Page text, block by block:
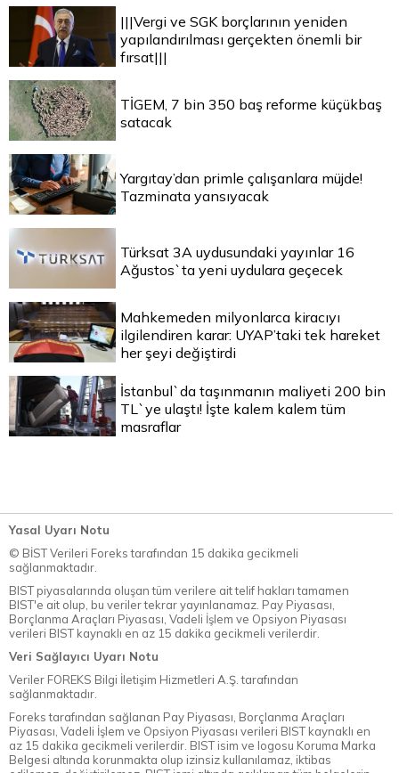
|||Vergi ve SGK borçlarının yeniden
yapılandırılması gerçekten önemli bir
fırsat|||
TİGEM, 7 bin 350 baş reforme küçükbaş
satacak
Yargıtay’dan primle çalışanlara müjde!
Tazminata yansıyacak
Türksat 3A uydusundaki yayınlar 16
Ağustos`ta yeni uydulara geçecek
Mahkemeden milyonlarca kiracıyı
ilgilendiren karar: UYAP’taki tek hareket
her şeyi değiştirdi
İstanbul`da taşınmanın maliyeti 200 bin
TL`ye ulaştı! İşte kalem kalem tüm
masraflar
Yasal Uyarı Notu
© BİST Verileri Foreks tarafından 15 dakika gecikmeli
sağlanmaktadır.
BIST piyasalarında oluşan tüm verilere ait telif hakları tamamen
BIST'e ait olup, bu veriler tekrar yayınlanamaz. Pay Piyasası,
Borçlanma Araçları Piyasası, Vadeli İşlem ve Opsiyon Piyasası
verileri BIST kaynaklı en az 15 dakika gecikmeli verilerdir.
Veri Sağlayıcı Uyarı Notu
Veriler FOREKS Bilgi İletişim Hizmetleri A.Ş. tarafından
sağlanmaktadır.
Foreks tarafından sağlanan Pay Piyasası, Borçlanma Araçları
Piyasası, Vadeli İşlem ve Opsiyon Piyasası verileri BIST kaynaklı en
az 15 dakika gecikmeli verilerdir. BIST isim ve logosu Koruma Marka
Belgesi altında korunmakta olup izinsiz kullanılamaz, iktibas